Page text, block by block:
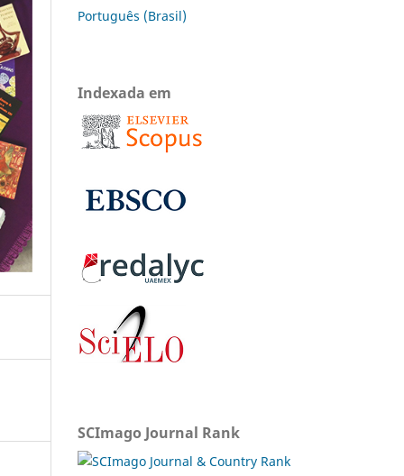
Português (Brasil)
Indexada em
SCImago Journal Rank